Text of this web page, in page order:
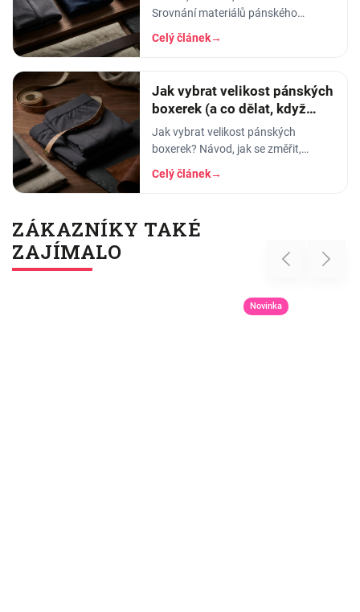
Srovnání materiálů pánského
spodního prádla - prodyšnost,
savost, trvanlivost a pro koho se
Celý článek→
Jak vybrat velikost pánských
boxerek (a co dělat, když
tlačí)
Jak vybrat velikost pánských
boxerek? Návod, jak se změřit,
orientační tabulka velikostí a tipy, co
dělat, když boxerky tlačí nebo se
Celý článek→
ZÁKAZNÍKY TAKÉ
ZAJÍMALO
Previous
Novinka
Next